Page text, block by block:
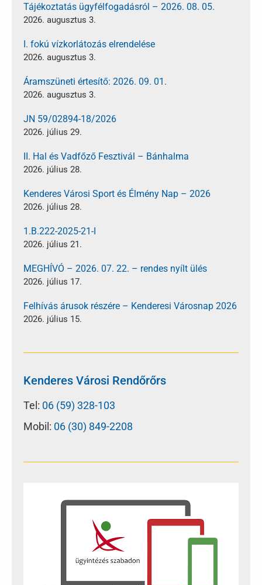
Tájékoztatás ügyfélfogadásról – 2026. 08. 05.
2026. augusztus 3.
I. fokú vízkorlátozás elrendelése
2026. augusztus 3.
Áramszüneti értesítő: 2026. 09. 01.
2026. augusztus 3.
JN 59/02894-18/2026
2026. július 29.
II. Hal és Vadfőző Fesztivál – Bánhalma
2026. július 28.
Kenderes Városi Sport és Élmény Nap – 2026
2026. július 28.
1.B.222-2025-21-I
2026. július 21.
MEGHÍVÓ – 2026. 07. 22. – rendes nyílt ülés
2026. július 17.
Felhívás árusok részére – Kenderesi Városnap 2026
2026. július 15.
Kenderes Városi Rendőrőrs
Tel: 06 (59) 328-103
Mobil: 06 (30) 849-2208